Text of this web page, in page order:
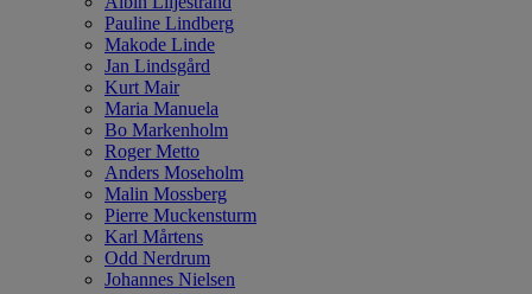
Pauline Lindberg
Makode Linde
Jan Lindsgård
Kurt Mair
Maria Manuela
Bo Markenholm
Roger Metto
Anders Moseholm
Malin Mossberg
Pierre Muckensturm
Karl Mårtens
Odd Nerdrum
Johannes Nielsen